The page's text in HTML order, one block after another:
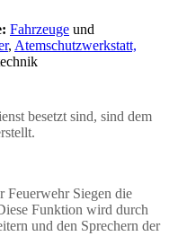
Fahrzeuge und
, Atemschutzwerkstatt,
besetzt sind, sind dem
Feuerwehr Siegen die
Funktion wird durch
und den Sprechern der